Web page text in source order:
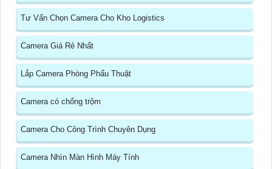
Tư Vấn Chọn Camera Cho Kho Logistics
Camera Giá Rẻ Nhất
Lắp Camera Phòng Phẩu Thuật
Camera có chống trộm
Camera Cho Công Trình Chuyên Dụng
Camera Nhìn Màn Hình Máy Tính